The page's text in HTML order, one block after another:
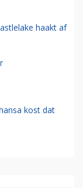
haakt af
kost dat